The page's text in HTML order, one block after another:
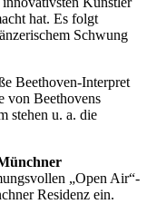
hat. Es folgt
Schwung
Beethoven-Interpret
von Beethovens
stehen u. a. die
„Open Air“-
Residenz ein.